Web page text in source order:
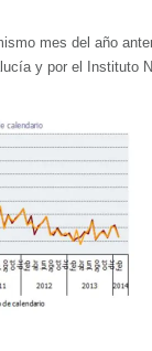
mes del año
y por el Instituto